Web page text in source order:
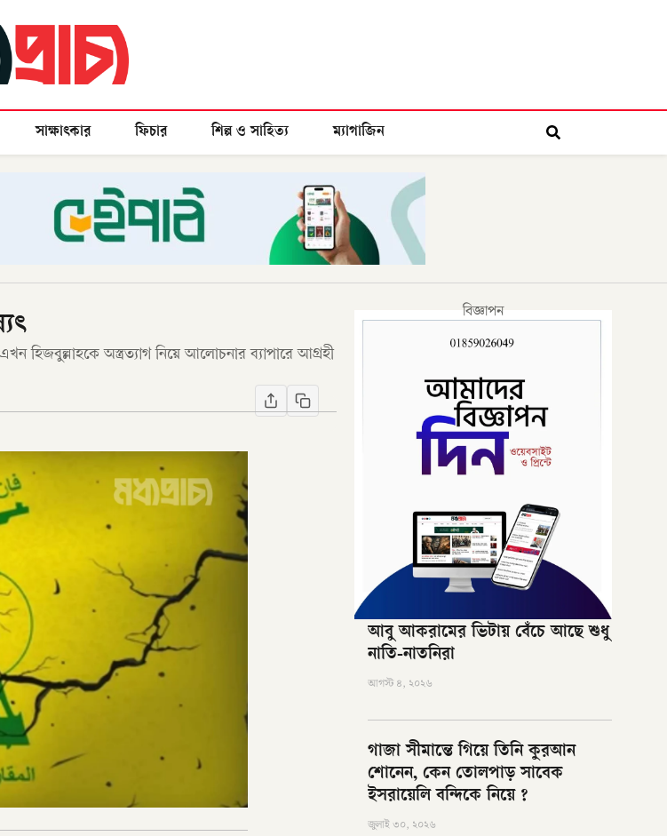
সাক্ষাৎকার ফিচার শিল্প ও সাহিত্য ম্যাগাজিন
হিজবুল্লাহকে অস্ত্রত্যাগ নিয়ে আলোচনার ব্যাপারে আগ্রহী
বিজ্ঞাপন
আবু আকরামের ভিটায় বেঁচে আছে শুধু
নাতি-নাতনিরা
আগস্ট ৪, ২০২৬
গাজা সীমান্তে গিয়ে তিনি কুরআন
শোনেন, কেন তোলপাড় সাবেক
ইসরায়েলি বন্দিকে নিয়ে ?
জুলাই ৩০, ২০২৬